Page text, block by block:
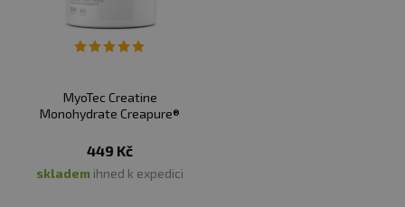
MyoTec Creatine
Monohydrate Creapure®
449 Kč
skladem ihned k expedici